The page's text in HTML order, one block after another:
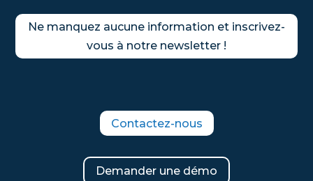
Ne manquez aucune information et inscrivez-
vous à notre newsletter !
Contactez-nous
Demander une démo